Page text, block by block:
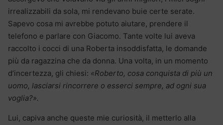
irrealizzabili da sola, mi rendevano buie certe serate.
Sapevo cosa mi avrebbe potuto aiutare, prendere il
telefono e parlare con Giacomo. Tante volte lui aveva
raccolto i cocci di una Roberta insoddisfatta, le domande
più da ragazzina che da donna. Una volta, in un momento
d’incertezza, gli chiesi: «Roberto, cosa conquista di più un
uomo, lasciarsi rincorrere o esserci sempre, ad ogni sua
voglia?».
Lui, capiva anche queste mie curiosità, il metterlo alla